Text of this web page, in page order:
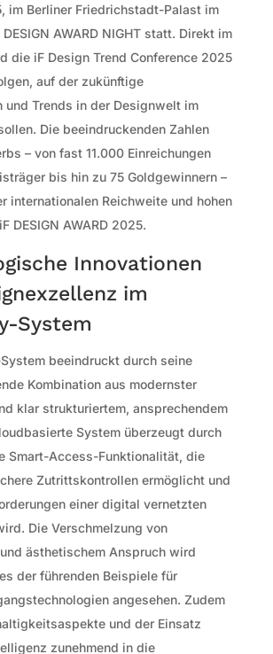
im Berliner Friedrichstadt-Palast im
DESIGN AWARD NIGHT statt. Direkt im
die iF Design Trend Conference 2025
auf der zukünftige
und Trends in der Designwelt im
Die beeindruckenden Zahlen
– von fast 11.000 Einreichungen
bis hin zu 75 Goldgewinnern –
internationalen Reichweite und hohen
DESIGN AWARD 2025.
Innovationen
im
System
System beeindruckt durch seine
Kombination aus modernster
klar strukturiertem, ansprechendem
System überzeugt durch
Smart-Access-Funktionalität, die
Zutrittskontrollen ermöglicht und
einer digital vernetzten
Die Verschmelzung von
ästhetischem Anspruch wird
der führenden Beispiele für
angesehen. Zudem
und der Einsatz
zunehmend in die